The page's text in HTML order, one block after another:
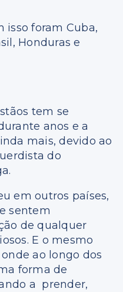
isso foram Cuba,
Honduras e
tem se
anos e a
mais, devido ao
do
em outros países,
sentem
de qualquer
E o mesmo
ao longo dos
forma de
a prender,